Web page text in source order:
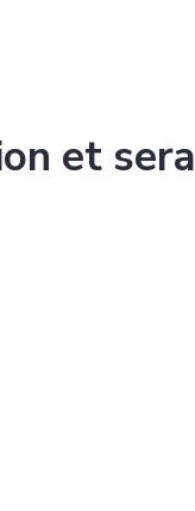
et sera